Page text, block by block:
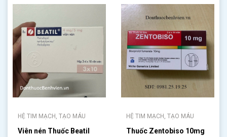
HỆ TIM MẠCH, TẠO MÁU
Viên nén Thuốc Beatil
HỆ TIM MẠCH, TẠO MÁU
Thuốc Zentobiso 10mg